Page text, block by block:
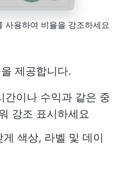
사용하여 비율을 강조하세요
제공합니다.
간이나 수익과 같은 중
강조 표시하세요
색상, 라벨 및 데이